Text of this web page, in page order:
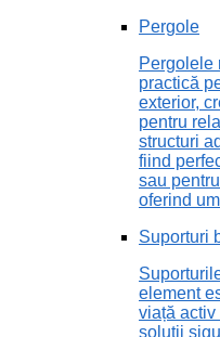
Pergole
Pergolele
practică
exterior,
pentru
structuri
fiind
sau
oferind
Suporturi
element
viață
soluții